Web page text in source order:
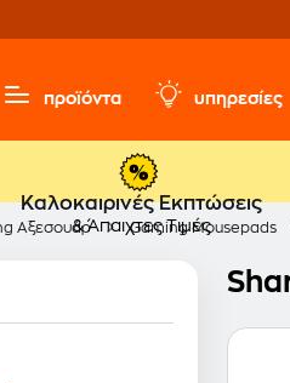
προϊόντα υπηρεσίες
Καλοκαιρινές Εκπτώσεις
& Άπαιχτες Τιμές
Αξεσουάρ Gaming Mousepads